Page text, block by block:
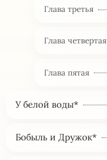
Глава третья
Глава четвертая
Глава пятая
У белой воды*
Бобыль и Дружок*